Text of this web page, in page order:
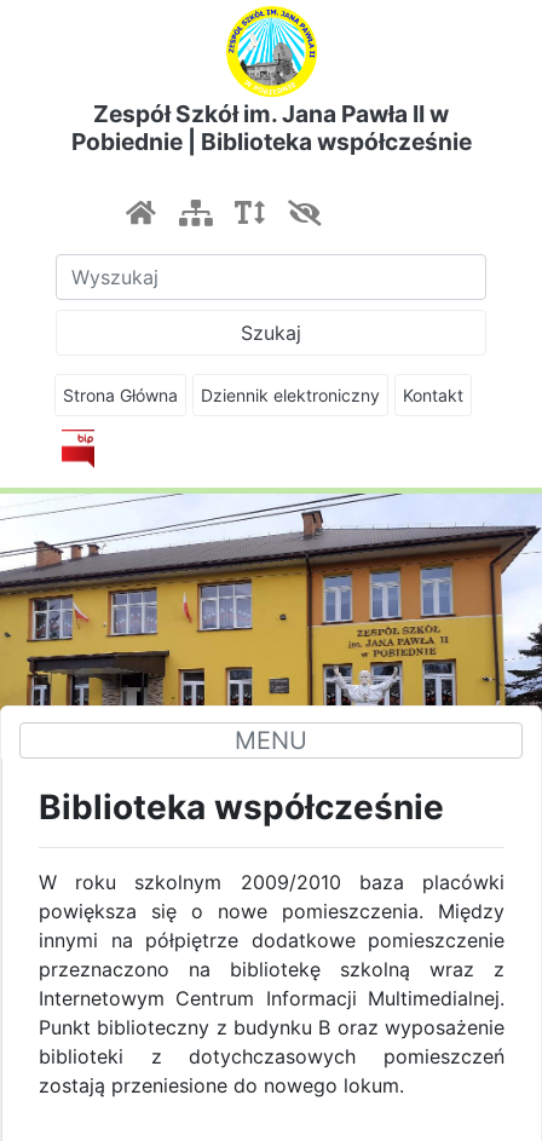
Zespół Szkół im. Jana Pawła II w
Pobiednie | Biblioteka współcześnie
Szukaj
Strona Główna Dziennik elektroniczny Kontakt
MENU
Biblioteka współcześnie
W roku szkolnym 2009/2010 baza placówki
powiększa się o nowe pomieszczenia. Między
innymi na półpiętrze dodatkowe pomieszczenie
przeznaczono na bibliotekę szkolną wraz z
Internetowym Centrum Informacji Multimedialnej.
Punkt biblioteczny z budynku B oraz wyposażenie
biblioteki z dotychczasowych pomieszczeń
zostają przeniesione do nowego lokum.